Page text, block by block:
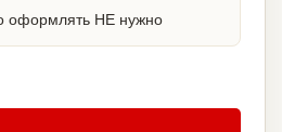
оформлять НЕ нужно